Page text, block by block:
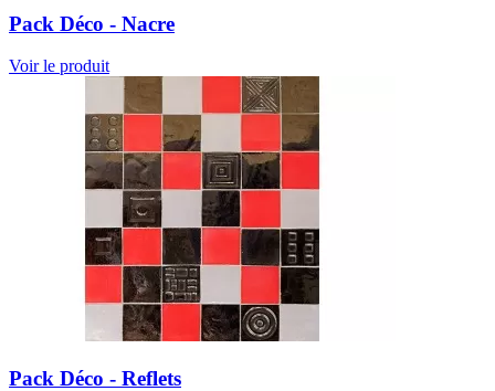
Pack Déco - Nacre
Voir le produit
Pack Déco - Reflets